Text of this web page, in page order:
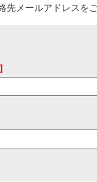
先メールアドレスを